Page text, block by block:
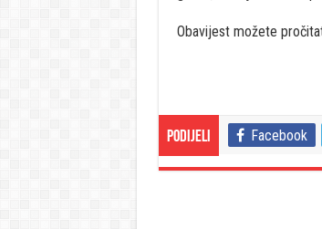
Obavijest možete
Podijeli Facebook